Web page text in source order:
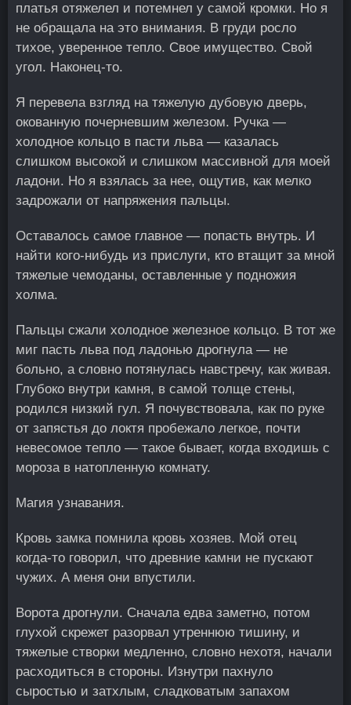
платья отяжелел и потемнел у самой кромки. Но я
не обращала на это внимания. В груди росло
тихое, уверенное тепло. Свое имущество. Свой
угол. Наконец-то.
Я перевела взгляд на тяжелую дубовую дверь,
окованную почерневшим железом. Ручка —
холодное кольцо в пасти льва — казалась
слишком высокой и слишком массивной для моей
ладони. Но я взялась за нее, ощутив, как мелко
задрожали от напряжения пальцы.
Оставалось самое главное — попасть внутрь. И
найти кого-нибудь из прислуги, кто втащит за мной
тяжелые чемоданы, оставленные у подножия
холма.
Пальцы сжали холодное железное кольцо. В тот же
миг пасть льва под ладонью дрогнула — не
больно, а словно потянулась навстречу, как живая.
Глубоко внутри камня, в самой толще стены,
родился низкий гул. Я почувствовала, как по руке
от запястья до локтя пробежало легкое, почти
невесомое тепло — такое бывает, когда входишь с
мороза в натопленную комнату.
Магия узнавания.
Кровь замка помнила кровь хозяев. Мой отец
когда-то говорил, что древние камни не пускают
чужих. А меня они впустили.
Ворота дрогнули. Сначала едва заметно, потом
глухой скрежет разорвал утреннюю тишину, и
тяжелые створки медленно, словно нехотя, начали
расходиться в стороны. Изнутри пахнуло
сыростью и затхлым, сладковатым запахом